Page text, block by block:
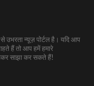
न्यूज़ पोर्टल है। यदि आप
हैं तो आप हमें हमारे
साझा कर सकते हैं!